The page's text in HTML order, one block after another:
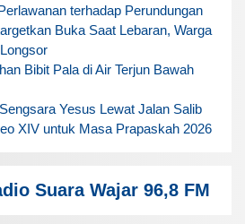
terhadap Perundungan
Buka Saat Lebaran, Warga
Bibit Pala di Air Terjun Bawah
Yesus Lewat Jalan Salib
XIV untuk Masa Prapaskah 2026
Suara Wajar 96,8 FM